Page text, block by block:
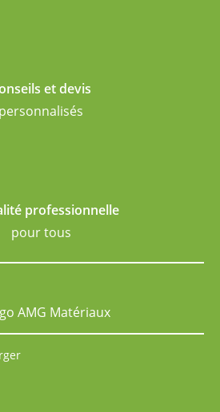
et devis
personnalisés
professionnelle
pour tous